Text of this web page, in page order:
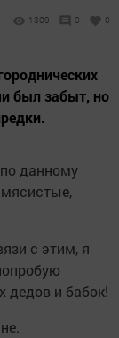
1309 0 0
был забыт, но
данному
с этим, я
и бабок!